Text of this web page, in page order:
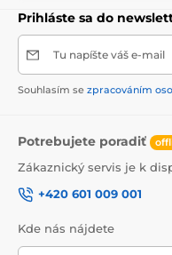
Prihláste sa do
Tu napíšte váš e-mail
Souhlasím se zpracováním
Potrebujete poradiť
Zákaznický servis je k
+420 601 009 001
Kde nás nájdete